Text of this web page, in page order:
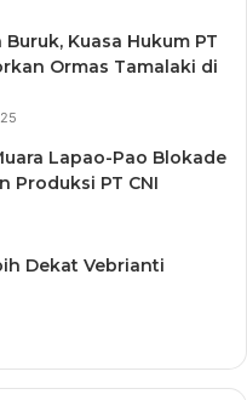
Kuasa Hukum PT
Ormas Tamalaki di
Lapao-Pao Blokade
Produksi PT CNI
Dekat Vebrianti